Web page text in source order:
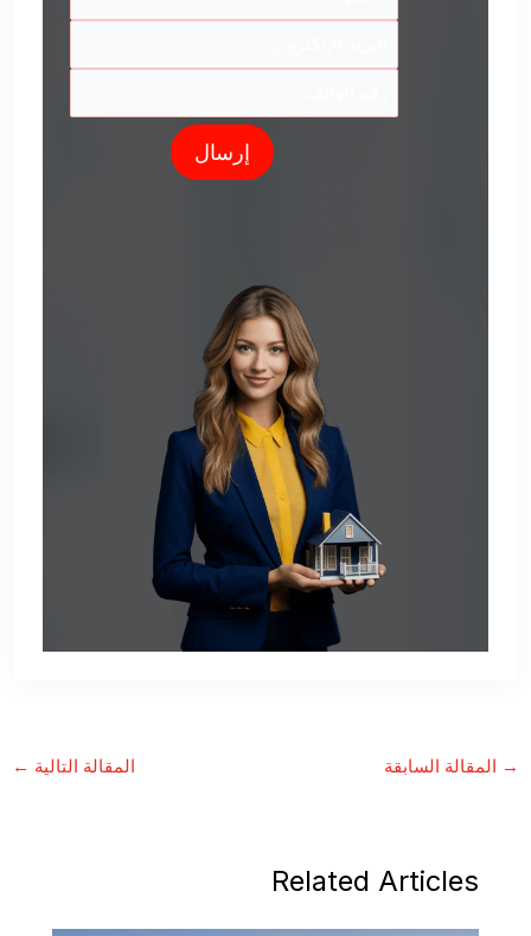
إرسال
→ المقالة السابقة المقالة التالية ←
Related Articles